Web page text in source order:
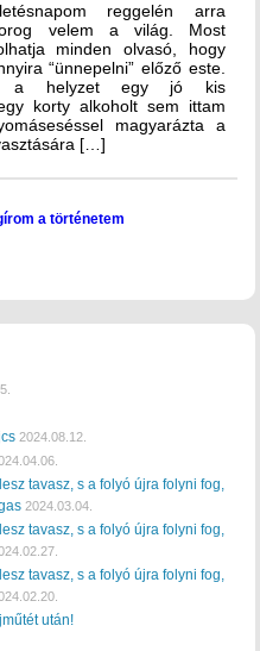
reggelén arra
velem a világ. Most
minden olvasó, hogy
“ünnepelni” előző este.
a helyzet egy jó kis
korty alkoholt sem ittam
magyarázta a
[…]
a történetem
2024.08.12.
tavasz, s a folyó újra folyni fog,
2024.03.04.
tavasz, s a folyó újra folyni fog,
tavasz, s a folyó újra folyni fog,
után!